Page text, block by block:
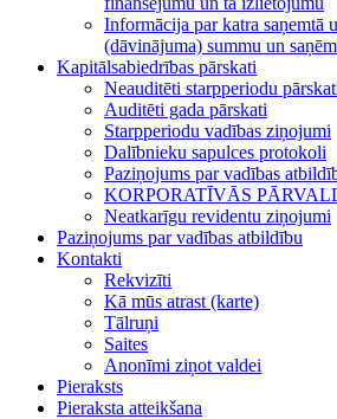
Informācija par katra saņemtā
(dāvinājuma) summu un
Kapitālsabiedrības pārskati
Neauditēti starpperiodu
Auditēti gada pārskati
Starpperiodu vadības ziņojumi
Dalībnieku sapulces protokoli
Paziņojums par vadības
KORPORATĪVĀS
Neatkarīgu revidentu ziņojumi
Paziņojums par vadības atbildību
Kontakti
Rekvizīti
Kā mūs atrast (karte)
Tālruņi
Saites
Anonīmi ziņot valdei
Pieraksts
Pieraksta atteikšana